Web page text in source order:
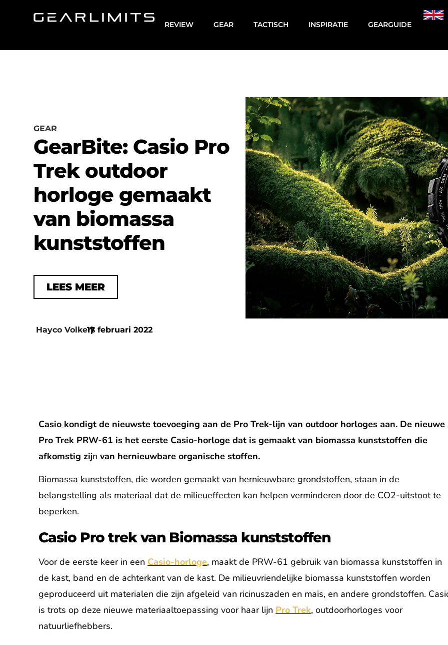
REVIEW GEAR TACTISCH INSPIRATIE GEARGUIDE
GEAR
GearBite: Casio Pro
Trek outdoor
horloge gemaakt
van biomassa
kunststoffen
LEES MEER
Hayco Volkers
|
17 februari 2022
Casio kondigt de nieuwste toevoeging aan de Pro Trek-lijn van outdoor horloges aan. De nieuwe
Pro Trek PRW-61 is het eerste Casio-horloge dat is gemaakt van biomassa kunststoffen die
afkomstig zijnvan hernieuwbare organische stoffen.
Biomassa kunststoffen, die worden gemaakt van hernieuwbare grondstoffen, staan in de
belangstelling als materiaal dat de milieueffecten kan helpen verminderen door de CO2-uitstoot te
beperken.
Casio Pro trek van Biomassa kunststoffen
Voor de eerste keer in een Casio-horloge, maakt de PRW-61 gebruik van biomassa kunststoffen in
de kast, band en de achterkant van de kast. De milieuvriendelijke biomassa kunststoffen worden
geproduceerd uit materialen die zijn afgeleid van ricinuszaden en maïs, en andere grondstoffen.
is trots op deze nieuwe materiaaltoepassing voor haar lijn Pro Trek, outdoorhorloges voor
natuurliefhebbers.